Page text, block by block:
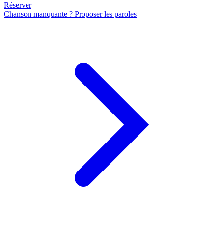
Réserver
Chanson manquante ? Proposer les paroles